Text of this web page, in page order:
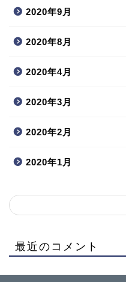
2020年9月
2020年8月
2020年4月
2020年3月
2020年2月
2020年1月
最近のコメント